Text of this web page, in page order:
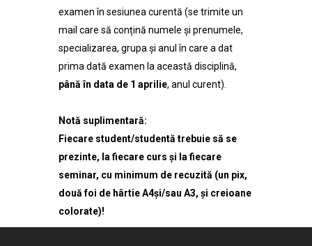
examen în sesiunea curentă (se trimite un
mail care să conțină numele și prenumele,
specializarea, grupa și anul în care a dat
prima dată examen la această disciplină,
până în data de 1 aprilie, anul curent).
Notă suplimentară:
Fiecare student/studentă trebuie să se
prezinte, la fiecare curs și la fiecare
seminar, cu minimum de recuzită (un pix,
două foi de hârtie A4și/sau A3, și creioane
colorate)!